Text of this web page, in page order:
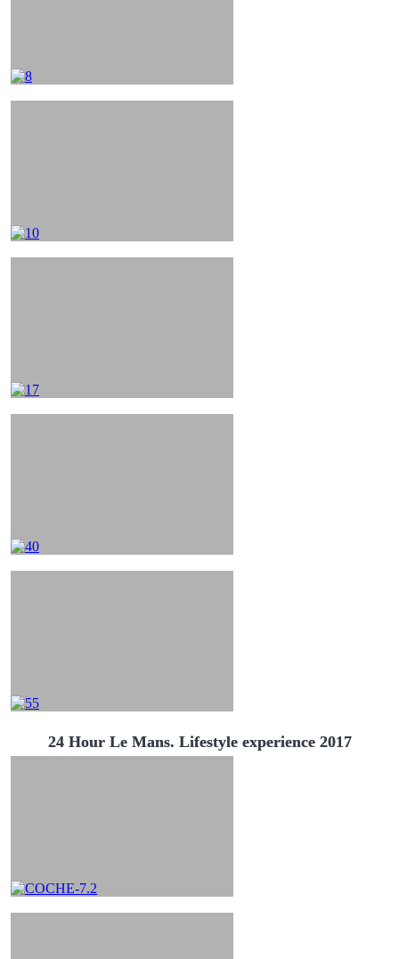
24 Hour Le Mans. Lifestyle experience 2017